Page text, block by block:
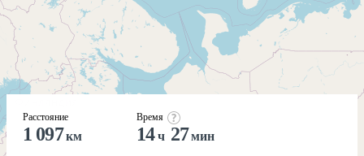
Расстояние
1 097км
Время
14ч 27мин